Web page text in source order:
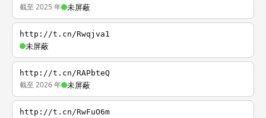
截至 2025 年 未屏蔽
http://t.cn/Rwqjva1
未屏蔽
http://t.cn/RAPbteQ
截至 2026 年 未屏蔽
http://t.cn/RwFuO6m